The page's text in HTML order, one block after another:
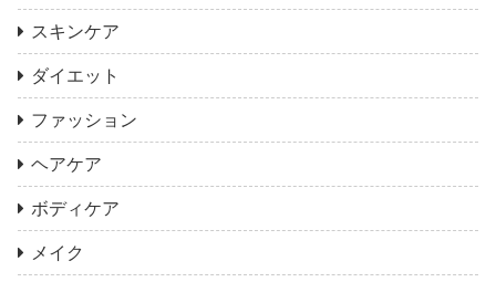
スキンケア
ダイエット
ファッション
ヘアケア
ボディケア
メイク